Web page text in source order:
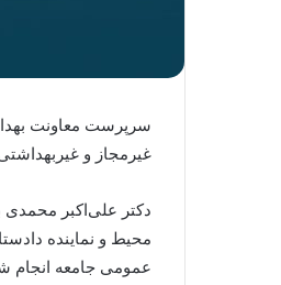
سرپرست معاونت
غیرمجاز و
دکتر علی‌اکبر
محیط و نماینده
عمومی جامعه انجام